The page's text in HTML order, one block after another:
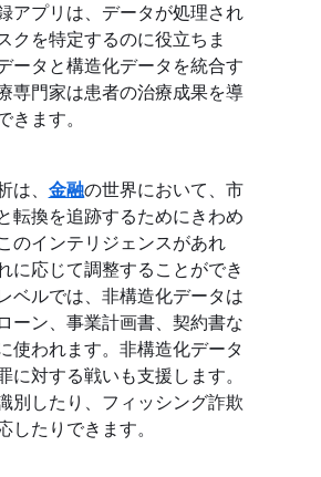
アプリは、データが処理され
クを特定するのに役立ちま
ータと構造化データを統合す
専門家は患者の治療成果を導
きます。
は、 金融の世界において、市
転換を追跡するためにきわめ
のインテリジェンスがあれ
に応じて調整することができ
ベルでは、非構造化データは
ーン、事業計画書、契約書な
使われます。非構造化データ
に対する戦いも支援します。
別したり、フィッシング詐欺
したりできます。